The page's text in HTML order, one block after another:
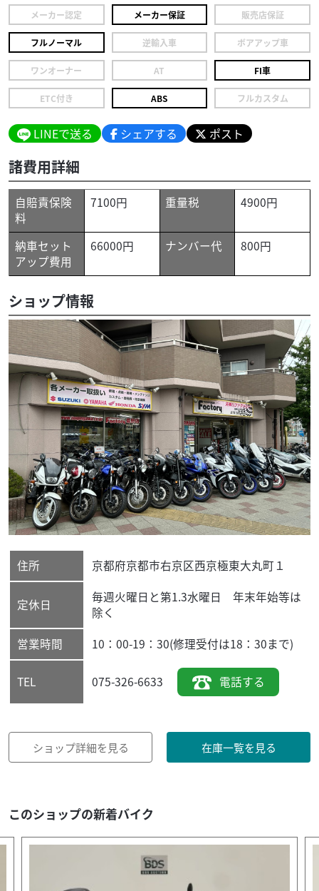
メーカー認定 メーカー保証 販売店保証
フルノーマル 逆輸入車 ボアアップ車
ワンオーナー AT FI車
ETC付き ABS フルカスタム
LINEで送る シェアする ポスト
諸費用詳細
自賠責保険
料
7100円 重量税 4900円
納車セット
アップ費用
66000円 ナンバー代 800円
ショップ情報
住所 京都府京都市右京区西京極東大丸町１
定休日
毎週火曜日と第1.3水曜日 年末年始等は
除く
営業時間
10：00-19：30(修理受付は18：30まで)
TEL 075-326-6633 電話する
ショップ詳細を見る 在庫一覧を見る
このショップの新着バイク